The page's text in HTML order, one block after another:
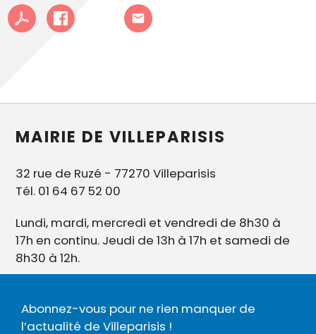
MAIRIE DE VILLEPARISIS
32 rue de Ruzé - 77270 Villeparisis
Tél. 01 64 67 52 00
Lundi, mardi, mercredi et vendredi de 8h30 à
17h en continu. Jeudi de 13h à 17h et samedi de
8h30 à 12h.
Abonnez-vous pour ne rien manquer de
l’actualité de Villeparisis !